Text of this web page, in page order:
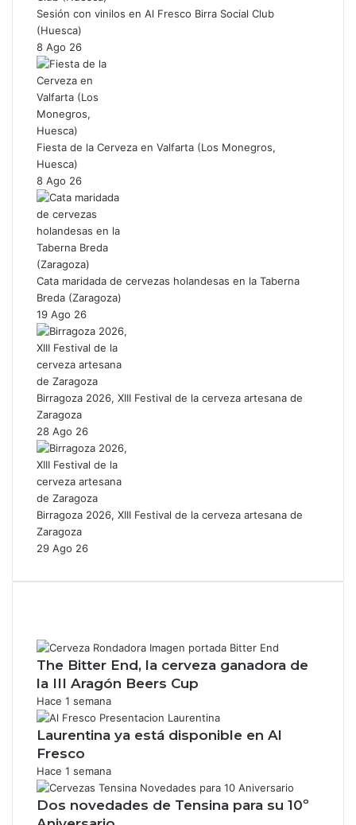
Sesión con vinilos en Al Fresco Birra Social Club
(Huesca)
8 Ago 26
Fiesta de la Cerveza en Valfarta (Los Monegros,
Huesca)
8 Ago 26
Cata maridada de cervezas holandesas en la Taberna
Breda (Zaragoza)
19 Ago 26
Birragoza 2026, XIII Festival de la cerveza artesana de
Zaragoza
28 Ago 26
Birragoza 2026, XIII Festival de la cerveza artesana de
Zaragoza
29 Ago 26
The Bitter End, la cerveza ganadora de
la III Aragón Beers Cup
Hace 1 semana
Laurentina ya está disponible en Al
Fresco
Hace 1 semana
Dos novedades de Tensina para su 10º